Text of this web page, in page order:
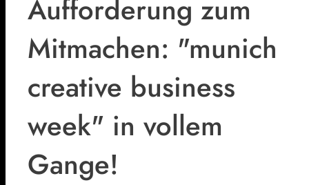
Aufforderung zum
Mitmachen: "munich
creative business
week" in vollem
Gange!